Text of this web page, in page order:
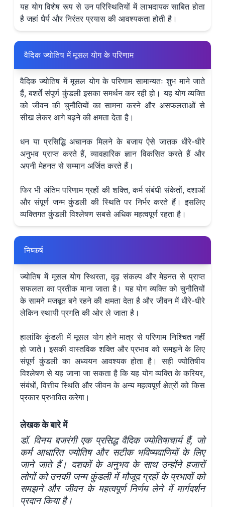
यह योग विशेष रूप से उन परिस्थितियों में लाभदायक साबित होता
है जहां धैर्य और निरंतर प्रयास की आवश्यकता होती है।
वैदिक ज्योतिष में मूसल योग के परिणाम
वैदिक ज्योतिष में मूसल योग के परिणाम सामान्यतः शुभ माने जाते
हैं, बशर्ते संपूर्ण कुंडली इसका समर्थन कर रही हो। यह योग व्यक्ति
को जीवन की चुनौतियों का सामना करने और असफलताओं से
सीख लेकर आगे बढ़ने की क्षमता देता है।
धन या प्रसिद्धि अचानक मिलने के बजाय ऐसे जातक धीरे-धीरे
अनुभव प्राप्त करते हैं, व्यावहारिक ज्ञान विकसित करते हैं और
अपनी मेहनत से सम्मान अर्जित करते हैं।
फिर भी अंतिम परिणाम ग्रहों की शक्ति, कर्म संबंधी संकेतों, दशाओं
और संपूर्ण जन्म कुंडली की स्थिति पर निर्भर करते हैं। इसलिए
व्यक्तिगत कुंडली विश्लेषण सबसे अधिक महत्वपूर्ण रहता है।
निष्कर्ष
ज्योतिष में मूसल योग स्थिरता, दृढ़ संकल्प और मेहनत से प्राप्त
सफलता का प्रतीक माना जाता है। यह योग व्यक्ति को चुनौतियों
के सामने मजबूत बने रहने की क्षमता देता है और जीवन में धीरे-धीरे
लेकिन स्थायी प्रगति की ओर ले जाता है।
हालांकि कुंडली में मूसल योग होने मात्र से परिणाम निश्चित नहीं
हो जाते। इसकी वास्तविक शक्ति और प्रभाव को समझने के लिए
संपूर्ण कुंडली का अध्ययन आवश्यक होता है। सही ज्योतिषीय
विश्लेषण से यह जाना जा सकता है कि यह योग व्यक्ति के करियर,
संबंधों, वित्तीय स्थिति और जीवन के अन्य महत्वपूर्ण क्षेत्रों को किस
प्रकार प्रभावित करेगा।
लेखक के बारे में
डॉ. विनय बजरंगी एक प्रसिद्ध वैदिक ज्योतिषाचार्य हैं, जो
कर्म आधारित ज्योतिष और सटीक भविष्यवाणियों के लिए
जाने जाते हैं। दशकों के अनुभव के साथ उन्होंने हजारों
लोगों को उनकी जन्म कुंडली में मौजूद ग्रहों के प्रभावों को
समझने और जीवन के महत्वपूर्ण निर्णय लेने में मार्गदर्शन
प्रदान किया है।